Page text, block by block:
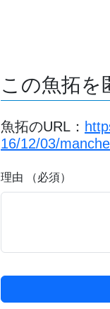
この魚拓を
魚拓のURL：
16/12/03/
理由 （必須）